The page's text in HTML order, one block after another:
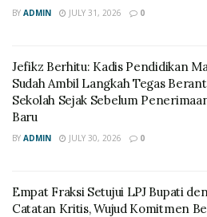
BY ADMIN JULY 31, 2026 0
Jefikz Berhitu: Kadis Pendidikan
Sudah Ambil Langkah Tegas
Sekolah Sejak Sebelum
Baru
BY ADMIN JULY 30, 2026 0
Empat Fraksi Setujui LPJ Bupati
Catatan Kritis, Wujud Komitmen